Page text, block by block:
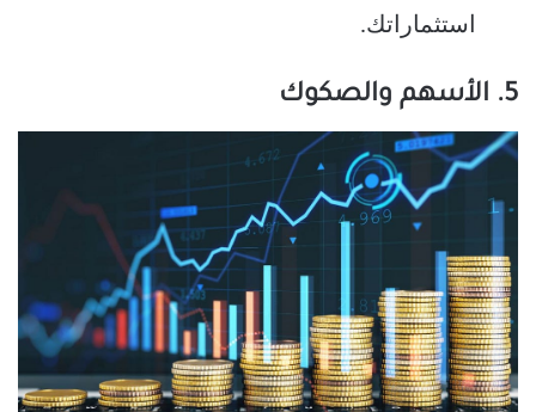
استثماراتك.
5. الأسهم والصكوك